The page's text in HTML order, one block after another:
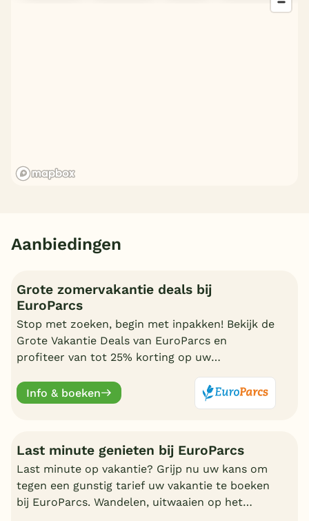
Aanbiedingen
Grote zomervakantie deals bij
EuroParcs
Stop met zoeken, begin met inpakken! Bekijk de
Grote Vakantie Deals van EuroParcs en
profiteer van tot 25% korting op uw
Info & boeken
Last minute genieten bij EuroParcs
Last minute op vakantie? Grijp nu uw kans om
tegen een gunstig tarief uw vakantie te boeken
bij EuroParcs. Wandelen, uitwaaien op het